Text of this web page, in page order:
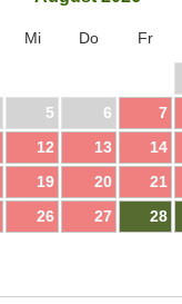
Mi Do Fr
5 6 7
12 13 14
19 20 21
26 27 28